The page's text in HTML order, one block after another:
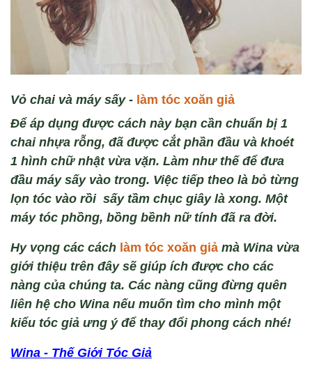
Vỏ chai và máy sấy - làm tóc xoăn giả
Để áp dụng được cách này bạn cần chuẩn bị 1
chai nhựa rỗng, đã được cắt phần đầu và khoét
1 hình chữ nhật vừa vặn. Làm như thế để đưa
đầu máy sấy vào trong. Việc tiếp theo là bỏ từng
lọn tóc vào rồi sấy tầm chục giây là xong. Một
máy tóc phồng, bồng bềnh nữ tính đã ra đời.
Hy vọng các cách làm tóc xoăn giả mà Wina vừa
giới thiệu trên đây sẽ giúp ích được cho các
nàng của chúng ta. Các nàng cũng đừng quên
liên hệ cho Wina nếu muốn tìm cho mình một
kiểu tóc giả ưng ý để thay đổi phong cách nhé!
Wina - Thế Giới Tóc Giả